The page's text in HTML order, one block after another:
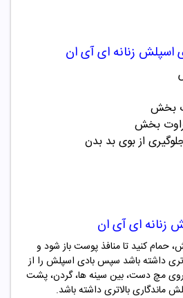
اسپلش زنانه ای آی ان
بخش
بخش
از بوی بد بدن
زنانه ای آی ان
حمام کنید تا منافذ پوست باز شود و
داشته باشد سپس بادی اسپلش را از
مچ دست، بین سینه ها، گردن، پشت
ماندگاری بالاتری داشته باشد.